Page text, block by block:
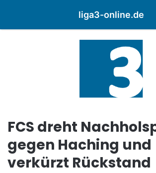
liga3-online.de
FCS dreht
gegen Haching und
verkürzt Rückstand